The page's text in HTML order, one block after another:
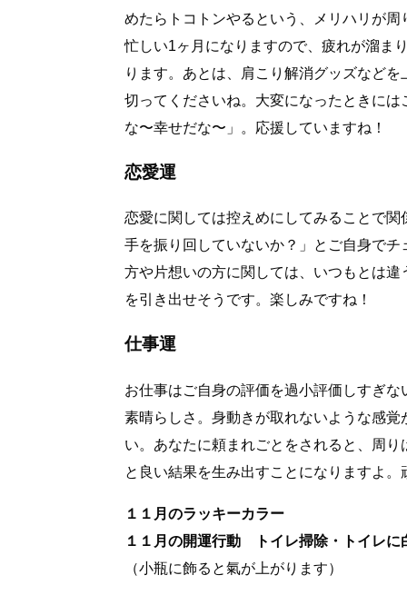
めたらトコトンやるという、メリハリが
忙しい1ヶ月になりますので、疲れが溜ま
ります。あとは、肩こり解消グッズなど
切ってくださいね。大変になったときに
な〜幸せだな〜」。応援していますね！
恋愛運
恋愛に関しては控えめにしてみることで
手を振り回していないか？」とご自身で
方や片想いの方に関しては、いつもとは
を引き出せそうです。楽しみですね！
仕事運
お仕事はご自身の評価を過小評価しすぎ
素晴らしさ。身動きが取れないような感
い。あなたに頼まれごとをされると、周
と良い結果を生み出すことになりますよ
１１月のラッキーカラー
１１月の開運行動 トイレ掃除・トイレに
（小瓶に飾ると氣が上がります）